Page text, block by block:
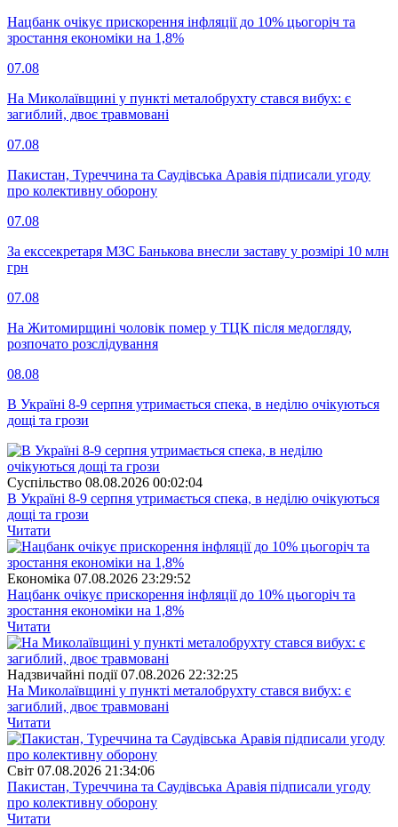
Нацбанк очікує прискорення інфляції до 10% цьогоріч та
зростання економіки на 1,8%
07.08
На Миколаївщині у пункті металобрухту стався вибух: є
загиблий, двоє травмовані
07.08
Пакистан, Туреччина та Саудівська Аравія підписали угоду
про колективну оборону
07.08
За екссекретаря МЗС Банькова внесли заставу у розмірі 10 млн
грн
07.08
На Житомирщині чоловік помер у ТЦК після медогляду,
розпочато розслідування
08.08
В Україні 8-9 серпня утримається спека, в неділю очікуються
дощі та грози
Суспiльство 08.08.2026 00:02:04
В Україні 8-9 серпня утримається спека, в неділю очікуються
дощі та грози
Читати
Економіка 07.08.2026 23:29:52
Нацбанк очікує прискорення інфляції до 10% цьогоріч та
зростання економіки на 1,8%
Читати
Надзвичайні події 07.08.2026 22:32:25
На Миколаївщині у пункті металобрухту стався вибух: є
загиблий, двоє травмовані
Читати
Свiт 07.08.2026 21:34:06
Пакистан, Туреччина та Саудівська Аравія підписали угоду
про колективну оборону
Читати